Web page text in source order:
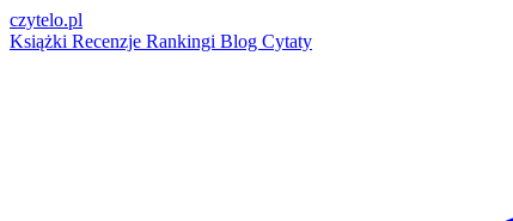
czytelo.pl
Książki Recenzje Rankingi Blog Cytaty